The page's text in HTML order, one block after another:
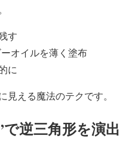
す
オイルを薄く塗布
に
える魔法のテクです。
逆三角形を演出